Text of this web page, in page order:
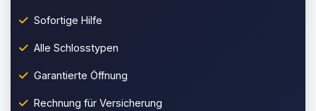
Sofortige Hilfe
Alle Schlosstypen
Garantierte Öffnung
Rechnung für Versicherung